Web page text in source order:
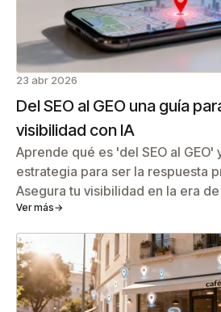
23 abr 2026
Del SEO al GEO una guía
visibilidad con IA
Aprende qué es 'del SEO al GEO'
estrategia para ser la respuesta
Asegura tu visibilidad en la era de
Ver más→